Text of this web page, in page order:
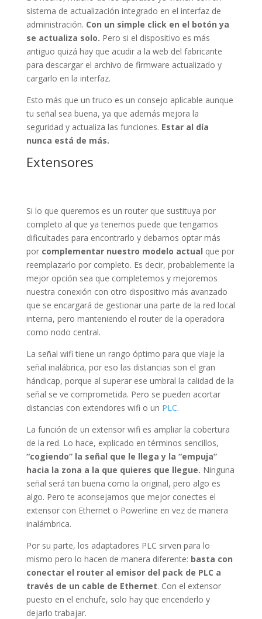
sistema de actualización integrado en el interfaz de
administración. Con un simple click en el botón ya
se actualiza solo. Pero si el dispositivo es más
antiguo quizá hay que acudir a la web del fabricante
para descargar el archivo de firmware actualizado y
cargarlo en la interfaz.
Esto más que un truco es un consejo aplicable aunque
tu señal sea buena, ya que además mejora la
seguridad y actualiza las funciones. Estar al día
nunca está de más.
Extensores
Si lo que queremos es un router que sustituya por
completo al que ya tenemos puede que tengamos
dificultades para encontrarlo y debamos optar más
por complementar nuestro modelo actual que por
reemplazarlo por completo. Es decir, probablemente la
mejor opción sea que completemos y mejoremos
nuestra conexión con otro dispositivo más avanzado
que se encargará de gestionar una parte de la red local
interna, pero manteniendo el router de la operadora
como nodo central.
La señal wifi tiene un rango óptimo para que viaje la
señal inalábrica, por eso las distancias son el gran
hándicap, porque al superar ese umbral la calidad de la
señal se ve comprometida. Pero se pueden acortar
distancias con extendores wifi o un PLC.
La función de un extensor wifi es ampliar la cobertura
de la red. Lo hace, explicado en términos sencillos,
“cogiendo” la señal que le llega y la “empuja”
hacia la zona a la que quieres que llegue. Ninguna
señal será tan buena como la original, pero algo es
algo. Pero te aconsejamos que mejor conectes el
extensor con Ethernet o Powerline en vez de manera
inalámbrica.
Por su parte, los adaptadores PLC sirven para lo
mismo pero lo hacen de manera diferente: basta con
conectar el router al emisor del pack de PLC a
través de un cable de Ethernet. Con el extensor
puesto en el enchufe, solo hay que encenderlo y
dejarlo trabajar.